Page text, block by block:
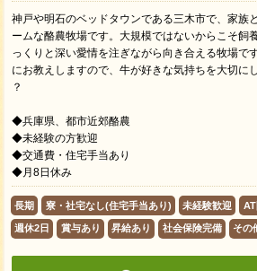
神戸や明石のベッドタウンである三木市で、家族
ームな酪農牧場です。大規模ではないからこそ飼
っくりと深い愛情を注ぎながら向き合える牧場で
にお教えしますので、牛が好きな気持ちを大切に
？
◆兵庫県、都市近郊酪農
◆未経験の方歓迎
◆交通費・住宅手当あり
◆月8日休み
長期 寮・社宅なし(住宅手当あり) 未経験歓迎
週休2日 賞与あり 昇給あり 社会保険完備 その